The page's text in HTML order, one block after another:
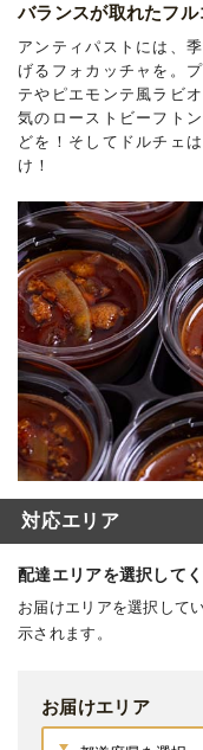
バランスが取れたフル
アンティパストには、
げるフォカッチャを。
テやピエモンテ風ラビ
気のローストビーフト
どを！そしてドルチェ
け！
対応エリア
配達エリアを選択してく
お届けエリアを選択して
示されます。
お届けエリア